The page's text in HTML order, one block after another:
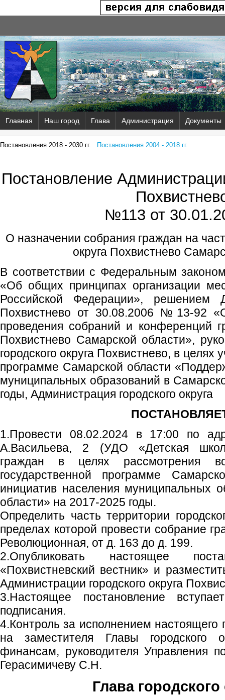
Главная Наш город Глава Администрация Документы
Постановления 2018 - 2030 гг. Постановления 2004 - 2018 гг.
Постановление
№113 от
О назначении собрания граждан на
округа Похвистнево
В соответствии с Федеральным
«Об общих принципах организации
Российской Федерации», решением
Похвистнево от 30.08.2006 №13-92
проведения собраний и конференций
Похвистнево Самарской области»,
городского округа Похвистнево, в целях
программе Самарской области
муниципальных образований в
годы, Администрация городского округа
1.Провести 08.02.2024 в 17:00 по
А.Васильева, 2 (УДО «Детская
граждан в целях рассмотрения
государственной программе
инициатив населения муниципальных
области» на 2017-2025 годы.
Определить часть территории
пределах которой провести собрание
Революционная, от д. 163 до д. 199.
2.Опубликовать настоящее
«Похвистневский вестник» и
Администрации городского округа
3.Настоящее постановление
подписания.
4.Контроль за исполнением настоящего
на заместителя Главы городского
финансам, руководителя Управления
Герасимичеву С.Н.
Глава городского